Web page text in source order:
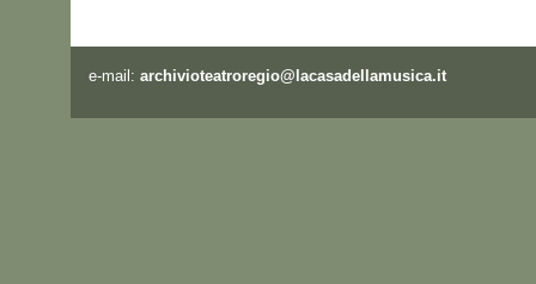
e-mail: archivioteatroregio@lacasadellamusica.it